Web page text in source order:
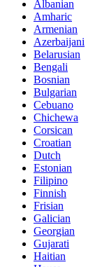
Albanian
Amharic
Armenian
Azerbaijani
Belarusian
Bengali
Bosnian
Bulgarian
Cebuano
Chichewa
Corsican
Croatian
Dutch
Estonian
Filipino
Finnish
Frisian
Galician
Georgian
Gujarati
Haitian